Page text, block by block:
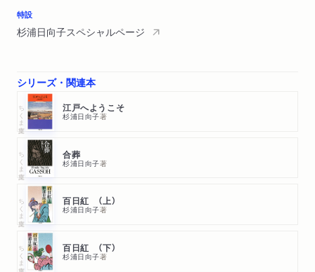
特設
杉浦日向子スペシャルページ
シリーズ・関連本
ちくま文庫 江戸へようこそ
杉浦日向子著
ちくま文庫 合葬
杉浦日向子著
ちくま文庫 百日紅 （上）
杉浦日向子著
ちくま文庫 百日紅 （下）
杉浦日向子著